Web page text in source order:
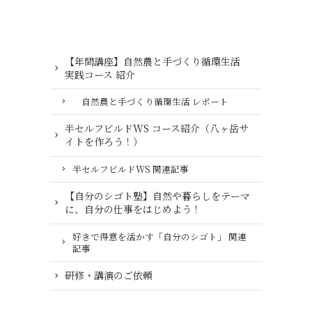
【年間講座】自然農と手づくり循環生活
実践コース 紹介
自然農と手づくり循環生活 レポート
半セルフビルドWS コース紹介（八ヶ岳サ
イトを作ろう！）
半セルフビルドWS 関連記事
【自分のシゴト塾】自然や暮らしをテーマ
に、自分の仕事をはじめよう！
好きで得意を活かす「自分のシゴト」 関連
記事
研修・講演のご依頼